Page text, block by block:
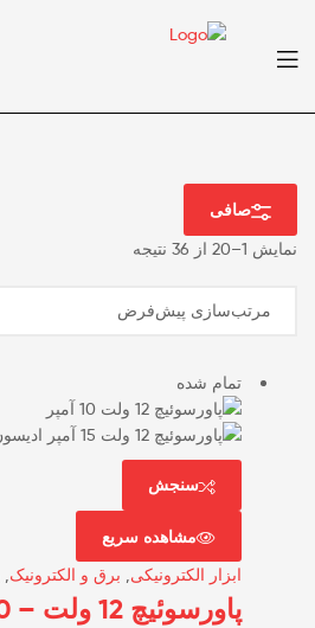
صافی
نمایش 1–20 از 36 نتیجه
تمام شده
سنجش
مشاهده سریع
ابزار الکترونیکی, برق و الکترونیک,
پاورسوئیچ 12 ولت – 10 آمپر Edisun